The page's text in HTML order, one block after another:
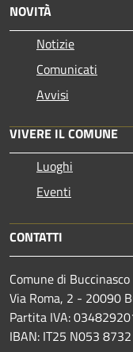
NOVITÀ
Notizie
Comunicati
Avvisi
VIVERE IL COMUNE
Luoghi
Eventi
CONTATTI
Comune di Buccinasco
Via Roma, 2 - 20090
Partita IVA:
IBAN: IT25 N053